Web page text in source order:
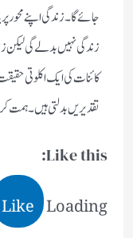
جائے گا۔ زندگی اپنے محور
زندگی نہیں بدلے گی لیکن
کائنات کی ایک اکلوتی
تقدیریں بدلتی ہیں۔ ہمت
Like this:
Like Loading...